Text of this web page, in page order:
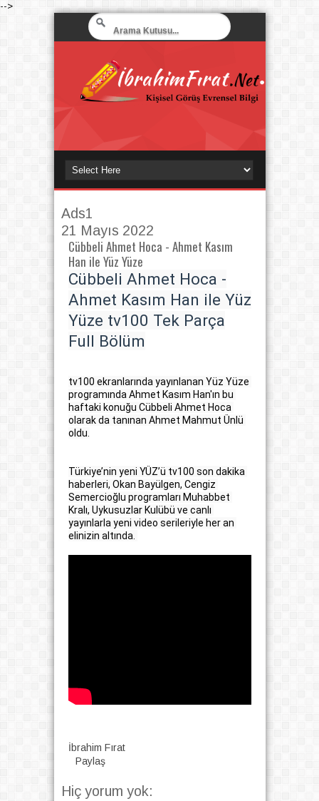
-->
Ads1
21 Mayıs 2022
Cübbeli Ahmet Hoca - Ahmet Kasım
Han ile Yüz Yüze
Cübbeli Ahmet Hoca -
Ahmet Kasım Han ile Yüz
Yüze tv100 Tek Parça
Full Bölüm
tv100 ekranlarında yayınlanan Yüz Yüze
programında Ahmet Kasım Han'ın bu
haftaki konuğu Cübbeli Ahmet Hoca
olarak da tanınan Ahmet Mahmut Ünlü
oldu.
Türkiye’nin yeni YÜZ’ü tv100 son dakika
haberleri, Okan Bayülgen, Cengiz
Semercioğlu programları Muhabbet
Kralı, Uykusuzlar Kulübü ve canlı
yayınlarla yeni video serileriyle her an
elinizin altında.
İbrahim Fırat
Paylaş
Hiç yorum yok: